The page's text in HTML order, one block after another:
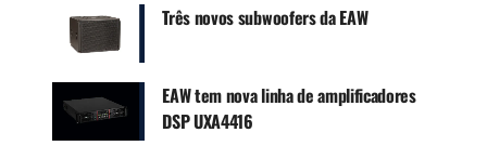
CONTINUE ACOMPANHANDO
Receba novas matérias do Música & Mercado no
WhatsApp e no Google News.
Três novos subwoofers da EAW
EAW tem nova linha de amplificadores
DSP UXA4416